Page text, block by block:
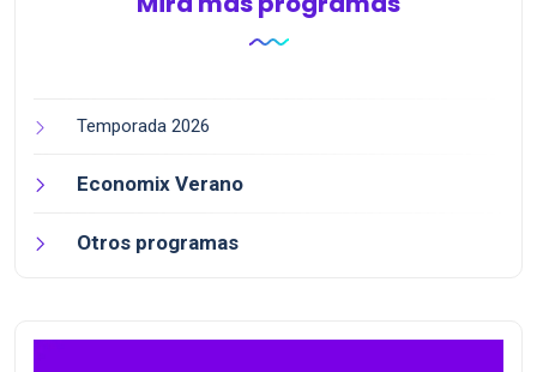
Temporada 2026
Economix Verano
Otros programas